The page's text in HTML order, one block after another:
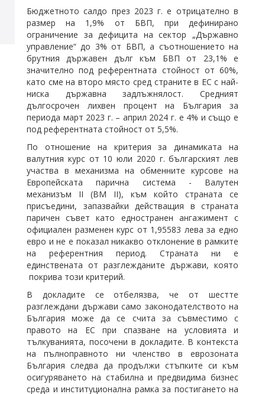
Бюджетното салдо през 2023 г. е отрицателно в
размер на 1,9% от БВП, при дефинирано
ограничение за дефицита на сектор „Държавно
управление“ до 3% от БВП, а съотношението на
брутния държавен дълг към БВП от 23,1% е
значително под референтната стойност от 60%,
като сме на второ място сред страните в ЕС с най-
ниска държавна задлъжнялост. Средният
дългосрочен лихвен процент на България за
периода март 2023 г. – април 2024 г. е 4% и също е
под референтната стойност от 5,5%.
По отношение на критерия за динамиката на
валутния курс от 10 юли 2020 г. българският лев
участва в механизма на обменните курсове на
Европейската парична система - Валутен
механизъм II (ВМ II), към който страната се
присъедини, запазвайки действащия в страната
паричен съвет като едностранен ангажимент с
официален разменен курс от 1,95583 лева за едно
евро и не е показал никакво отклонение в рамките
на референтния период. Страната ни е
единствената от разглежданите държави, която
покрива този критерий.
В докладите се отбелязва, че от шестте
разглеждани държави само законодателството на
България може да се счита за съвместимо с
правото на ЕС при спазване на условията и
тълкуванията, посочени в докладите. В контекста
на пълноправното ни членство в еврозоната
България следва да продължи стъпките си към
осигуряването на стабилна и предвидима бизнес
среда и институционална рамка за постигането на